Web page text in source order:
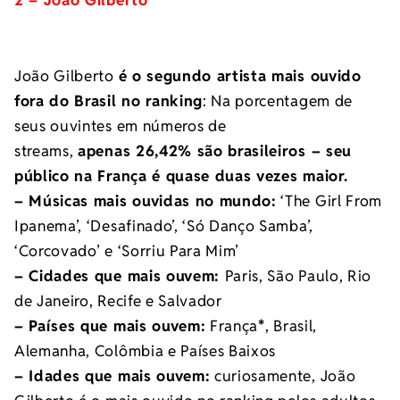
João Gilberto é o segundo artista mais ouvido
fora do Brasil no ranking: Na porcentagem de
seus ouvintes em números de
streams,apenas 26,42% são brasileiros – seu
público na França é quase duas vezes maior.
– Músicas mais ouvidas no mundo: ‘The Girl From
Ipanema’, ‘Desafinado’, ‘Só Danço Samba’,
‘Corcovado’ e ‘Sorriu Para Mim’
– Cidades que mais ouvem: Paris, São Paulo, Rio
de Janeiro, Recife e Salvador
– Países que mais ouvem: França*, Brasil,
Alemanha, Colômbia e Países Baixos
– Idades que mais ouvem: curiosamente, João